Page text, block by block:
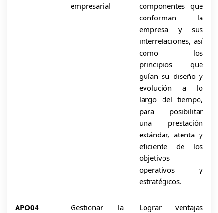
empresarial
componentes que
conforman la
empresa y sus
interrelaciones, así
como los
principios que
guían su diseño y
evolución a lo
largo del tiempo,
para posibilitar
una prestación
estándar, atenta y
eficiente de los
objetivos
operativos y
estratégicos.
APO04
Gestionar la
Lograr ventajas